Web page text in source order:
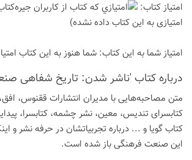
امتیاز كتاب:
امتیازی به این كتاب داده نشده)
امتیاز شما به این كتاب: شما هنوز به این كتاب
درباره كتاب 'ناشر شدن: تاریخ شفاهی
متن مصاحبه‌هایی با مدیران انتشارات ققنوس،
کتابسرای تندیس، معین، نشر چشمه، کتابسرا،
کتاب گویا و ... درباره تجربیاتشان در حرفه نشر و
این صنعت فرهنگی باز شده است.